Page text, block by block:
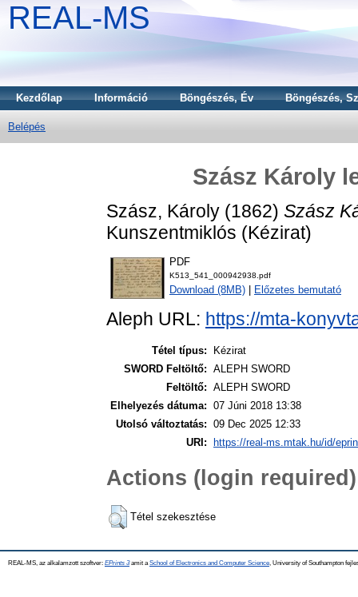
REAL-MS
Kezdőlap Információ Böngészés, Év Böngészés,
Belépés
Szász Károly
Szász, Károly (1862) Szász
Kunszentmiklós (Kézirat)
PDF
K513_541_000942938.pdf
Download (8MB) Előzetes bemutató
Aleph URL: https://mta-
Tétel típus:
Kézirat
SWORD Feltöltő: ALEPH SWORD
Feltöltő: ALEPH SWORD
Elhelyezés dátuma: 07 Júni 2018 13:38
Utolsó változtatás: 09 Dec 2025 12:33
URI:
https://real-ms.mtak.hu/id/
Actions (login required)
Tétel szekesztése
REAL-MS, az alkalamzott szoftver: EPrints 3amit a School of Electronics and Computer Science , University of Southampton